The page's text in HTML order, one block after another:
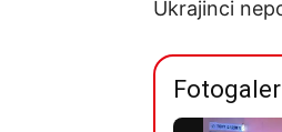
Ukrajinci